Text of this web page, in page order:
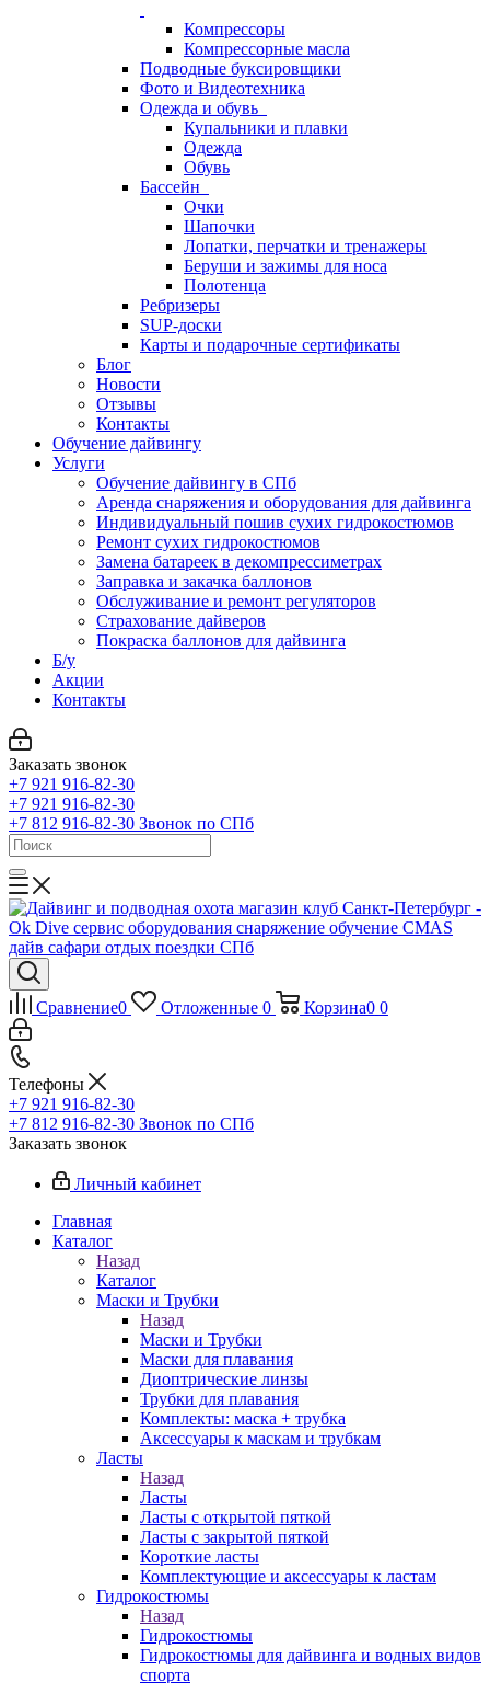
Компрессоры
Компрессорные масла
Подводные буксировщики
Фото и Видеотехника
Одежда и обувь
Купальники и плавки
Одежда
Обувь
Бассейн
Очки
Шапочки
Лопатки, перчатки и тренажеры
Беруши и зажимы для носа
Полотенца
Ребризеры
SUP-доски
Карты и подарочные сертификаты
Блог
Новости
Отзывы
Контакты
Обучение дайвингу
Услуги
Обучение дайвингу в СПб
Аренда снаряжения и оборудования для дайвинга
Индивидуальный пошив сухих гидрокостюмов
Ремонт сухих гидрокостюмов
Замена батареек в декомпрессиметрах
Заправка и закачка баллонов
Обслуживание и ремонт регуляторов
Страхование дайверов
Покраска баллонов для дайвинга
Б/у
Акции
Контакты
Заказать звонок
+7 921 916-82-30
+7 921 916-82-30
+7 812 916-82-30 Звонок по СПб
Сравнение0 Отложенные 0 Корзина0 0
Телефоны
+7 921 916-82-30
+7 812 916-82-30 Звонок по СПб
Заказать звонок
Личный кабинет
Главная
Каталог
Назад
Каталог
Маски и Трубки
Назад
Маски и Трубки
Маски для плавания
Диоптрические линзы
Трубки для плавания
Комплекты: маска + трубка
Аксессуары к маскам и трубкам
Ласты
Назад
Ласты
Ласты с открытой пяткой
Ласты с закрытой пяткой
Короткие ласты
Комплектующие и аксессуары к ластам
Гидрокостюмы
Назад
Гидрокостюмы
Гидрокостюмы для дайвинга и водных видов
спорта